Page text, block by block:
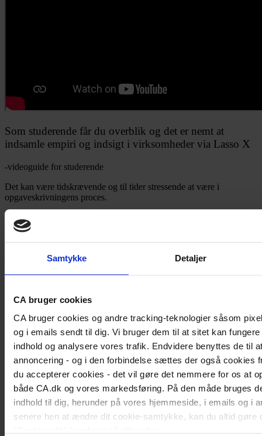
Samtykke Detaljer
CA bruger cookies
CA bruger cookies og andre tracking-teknologier såsom
og i emails sendt til dig. Vi bruger dem til at sitet kan
indhold og analysere vores trafik. Endvidere benyttes de til
annoncering - og i den forbindelse sættes der også cookies
du accepterer cookies - det vil gøre det nemmere for os at
både CA.dk og vores markedsføring. På den måde bruges
indhold til dig, herunder på vores hjemmeside, i emails og i
senere hen at ændre dit cookie-samtykke, kan du altid gøre
Som studerende får du overblik og det er nemt at
indsamle empiri og indsigt i virksomheder via Lasso X
-videoguide for studerende
Det kan være tidskrævende og til tider stressende at være i
opgaveskrivningens proces.
Lasso X gør det muligt for dig som studerende at få det fulde indblik
i den virksomhed, du skriver om.
at ingen nyheder/ændringer bliver forbigået - og du derfor vil være
et skridt foran både censor og vejleder.
Webinar - on demand
Research dig til jobbet med Lasso X
Se CA's webinar on demand og få en grundig introduktion til,
hvordan du bruger Lasso X i din jobsøgning